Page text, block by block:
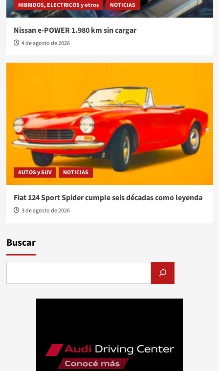
HIBRIDOS, ELECTRICOS y otros NOTICIAS
Nissan e-POWER 1.980 km sin cargar
4 de agosto de 2026
AUTOS y SUV NOTICIAS
Fiat 124 Sport Spider cumple seis décadas como leyenda
3 de agosto de 2026
Buscar